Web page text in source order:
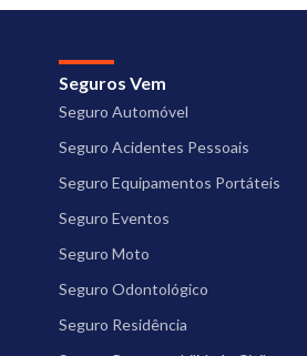
Seguros Vem
Seguro Automóvel
Seguro Acidentes Pessoais
Seguro Equipamentos Portáteis
Seguro Eventos
Seguro Moto
Seguro Odontológico
Seguro Residência